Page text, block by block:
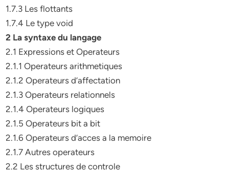
1.7.3 Les flottants
1.7.4 Le type void
2 La syntaxe du langage
2.1 Expressions et Operateurs
2.1.1 Operateurs arithmetiques
2.1.2 Operateurs d’affectation
2.1.3 Operateurs relationnels
2.1.4 Operateurs logiques
2.1.5 Operateurs bit a bit
2.1.6 Operateurs d’acces a la memoire
2.1.7 Autres operateurs
2.2 Les structures de controle